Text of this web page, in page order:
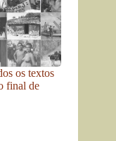
os textos
final de